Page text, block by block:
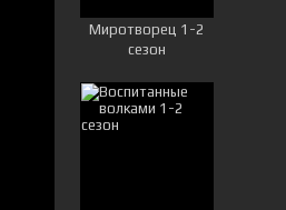
Миротворец 1-2
сезон